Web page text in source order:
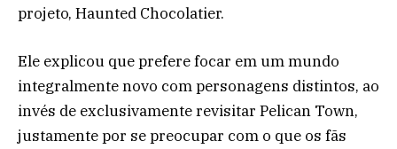
projeto, Haunted Chocolatier.
Ele explicou que prefere focar em um mundo
integralmente novo com personagens distintos, ao
invés de exclusivamente revisitar Pelican Town,
justamente por se preocupar com o que os fãs